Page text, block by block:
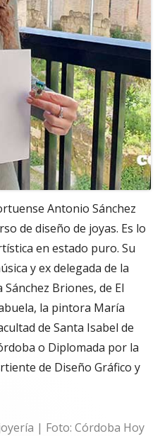
Antonio Sánchez
de diseño de joyas. Es lo
en estado puro. Su
y ex delegada de la
Briones, de El
la pintora María
de Santa Isabel de
o Diplomada por la
de Diseño Gráfico y
| Foto: Córdoba Hoy